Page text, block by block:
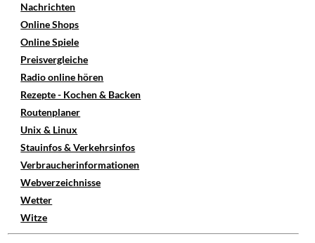
Nachrichten
Online Shops
Online Spiele
Preisvergleiche
Radio online hören
Rezepte - Kochen & Backen
Routenplaner
Unix & Linux
Stauinfos & Verkehrsinfos
Verbraucherinformationen
Webverzeichnisse
Wetter
Witze